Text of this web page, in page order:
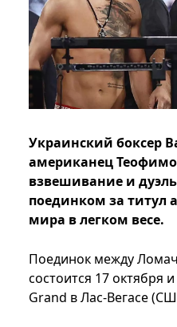
Украинский боксер
американец
взвешивание и
поединком за титул
мира в легком весе.
Поединок между
состоится 17 октября
Grand в Лас-Вегасе